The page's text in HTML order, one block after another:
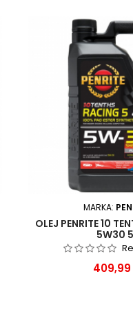
MARKA:
OLEJ PENRITE 10
5W30
Cena
409,99